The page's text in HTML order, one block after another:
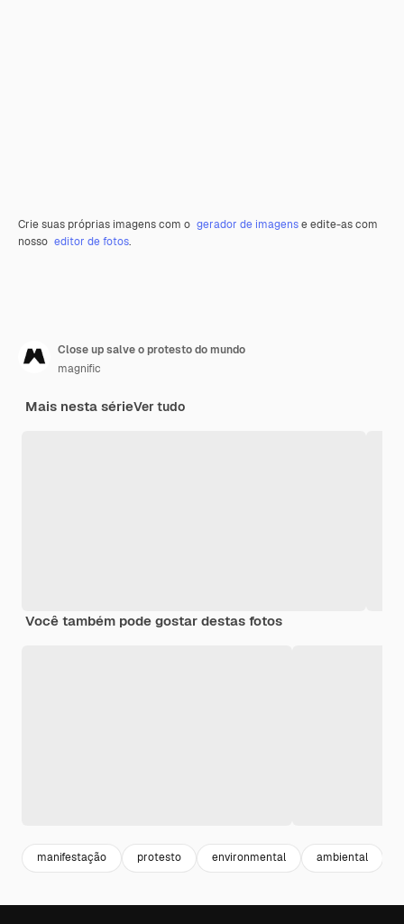
Crie suas próprias imagens com o gerador de imagense edite-as com
nosso editor de fotos.
Close up salve o protesto do mundo
magnific
Mais nesta sérieVer tudo
Você também pode gostar destas fotos
manifestação protesto environmental ambiental